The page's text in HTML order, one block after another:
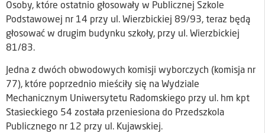
Osoby, które ostatnio głosowały w Publicznej Szkole
Podstawowej nr 14 przy ul. Wierzbickiej 89/93, teraz będą
głosować w drugim budynku szkoły, przy ul. Wierzbickiej
81/83.
Jedna z dwóch obwodowych komisji wyborczych (komisja nr
77), które poprzednio mieściły się na Wydziale
Mechanicznym Uniwersytetu Radomskiego przy ul. hm kpt
Stasieckiego 54 została przeniesiona do Przedszkola
Publicznego nr 12 przy ul. Kujawskiej.